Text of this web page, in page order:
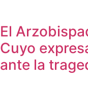
El
Cuyo
ante la